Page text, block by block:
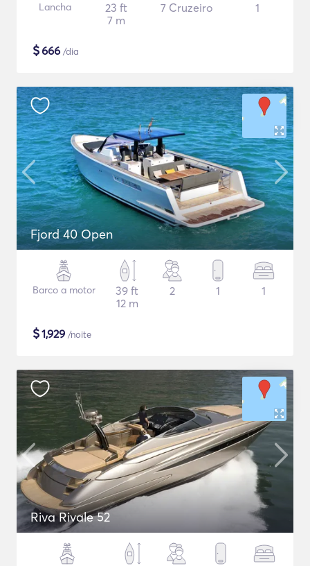
Lancha
23 ft
7 m
7 Cruzeiro 1
$666 /dia
Fjord 40 Open
Barco a motor
39 ft
12 m
2 1 1
$1,929 /noite
Riva Rivale 52